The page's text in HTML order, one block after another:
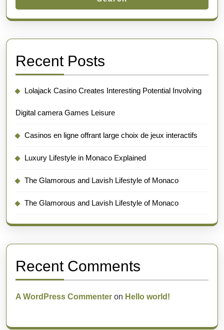
Recent Posts
Lolajack Casino Creates Interesting Potential Involving
Digital camera Games Leisure
Casinos en ligne offrant large choix de jeux interactifs
Luxury Lifestyle in Monaco Explained
The Glamorous and Lavish Lifestyle of Monaco
The Glamorous and Lavish Lifestyle of Monaco
Recent Comments
A WordPress Commenter on Hello world!